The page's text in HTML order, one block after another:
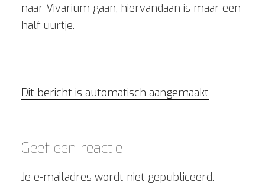
naar Vivarium gaan, hiervandaan is maar een
half uurtje.
Dit bericht is automatisch aangemaakt
Geef een reactie
Je e-mailadres wordt niet gepubliceerd.